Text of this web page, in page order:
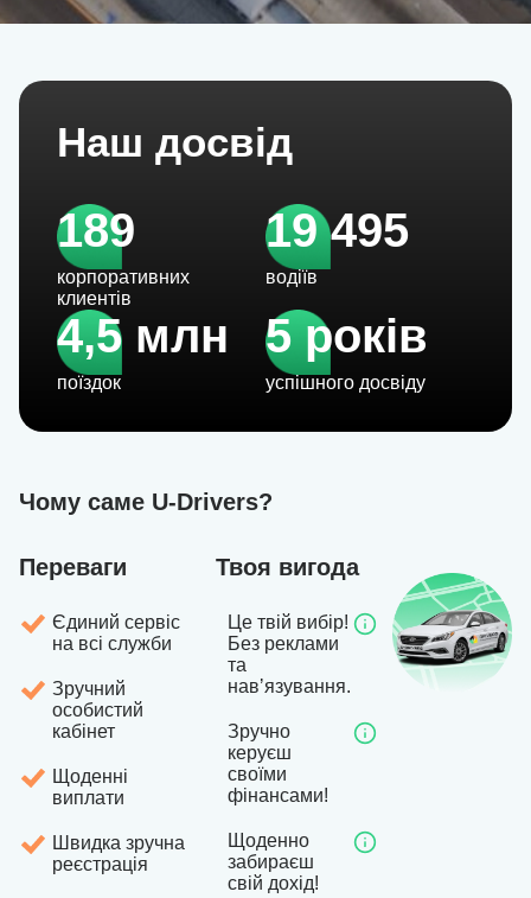
Наш досвід
189
корпоративних
клиентів
19 495
водіїв
4,5 млн
поїздок
5 років
успішного досвіду
Чому саме U-Drivers?
Переваги
Єдиний сервіс
на всі служби
Зручний
особистий
кабінет
Щоденні
виплати
Швидка зручна
реєстрація
Твоя вигода
Це твій вибір!
Без реклами
та
навʼязування.
Зручно
керуєш
своїми
фінансами!
Щоденно
забираєш
свій дохід!